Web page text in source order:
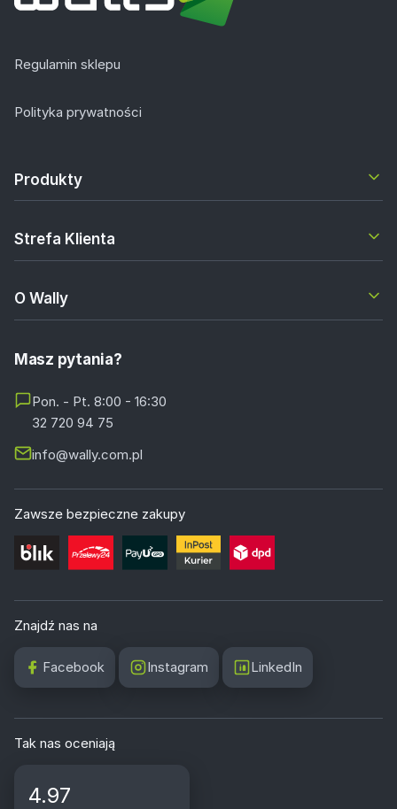
Regulamin sklepu
Polityka prywatności
Produkty
Strefa Klienta
O Wally
Masz pytania?
Pon. - Pt. 8:00 - 16:30
32 720 94 75
info@wally.com.pl
Zawsze bezpieczne zakupy
Znajdź nas na
Facebook Instagram LinkedIn
Tak nas oceniają
4.97